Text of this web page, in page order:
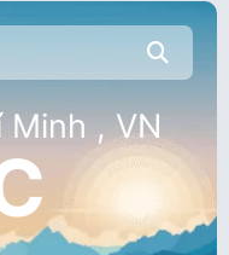
Minh , VN